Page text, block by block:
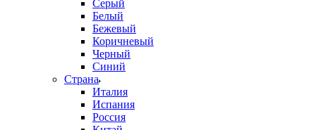
Серый
Белый
Бежевый
Коричневый
Черный
Синий
Страна
Италия
Испания
Россия